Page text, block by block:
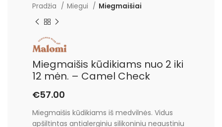
Pradžia Miegui Miegmaišiai
Miegmaišis kūdikiams nuo 2 iki
12 mėn. – Camel Check
€57.00
Miegmaišis kūdikiams iš medvilnės. Vidus
apšiltintas antialerginiu silikoniniu neaustiniu